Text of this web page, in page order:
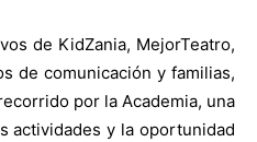
de KidZania, MejorTeatro,
de comunicación y familias,
por la Academia, una
actividades y la oportunidad